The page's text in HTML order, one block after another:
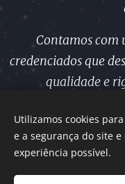
Contamos com
credenciados que
qualidade e
Utilizamos cookies
e a segurança do site
experiência possível.